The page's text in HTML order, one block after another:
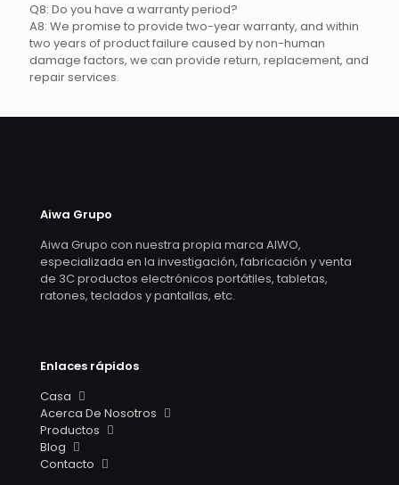
Q8: Do you have a warranty period?
A8: We promise to provide two-year warranty, and within
two years of product failure caused by non-human
damage factors, we can provide return, replacement, and
repair services.
Aiwa Grupo
Aiwa Grupo con nuestra propia marca AIWO,
especializada en la investigación, fabricación y venta
de 3C productos electrónicos portátiles, tabletas,
ratones, teclados y pantallas, etc.
Enlaces rápidos
Casa
Acerca De Nosotros
Productos
Blog
Contacto